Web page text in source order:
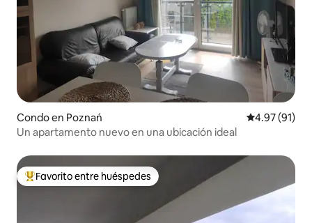
Condo en Poznań Calificación
4.97 (91)
Un apartamento nuevo en una ubicación ideal
Favorito entre huéspedes preferido
Favorito entre huéspedes